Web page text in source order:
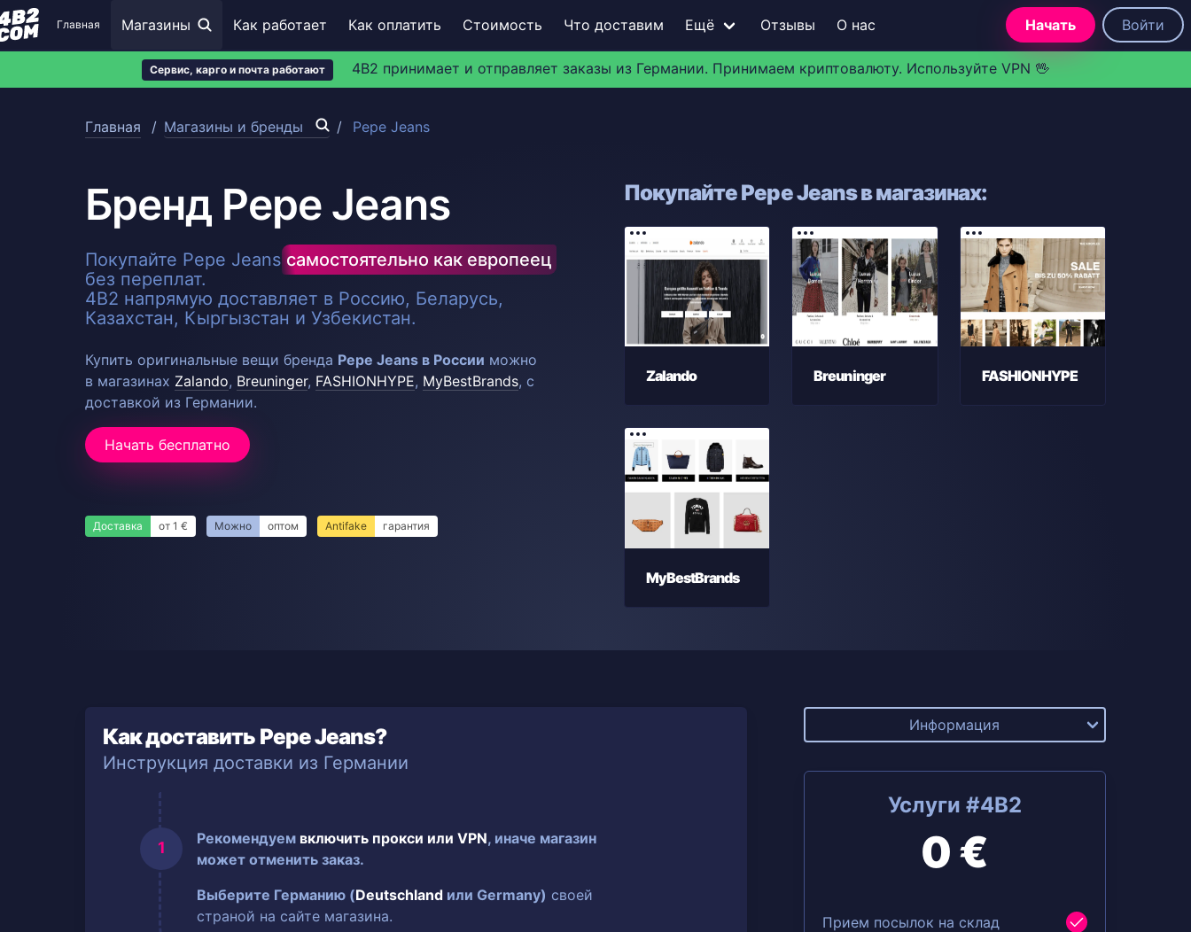
Сервис, карго и почта работают 4B2 принимает и отправляет заказы из Германии. Принимаем криптовалюту. Используйте VPN 🖖
Главная Магазины Как работает Как оплатить Стоимость Что доставим Ещё Отзывы О нас Начать Войти
Главная Магазины и бренды Pepe Jeans
Бренд Pepe Jeans
Покупайте Pepe Jeansсамостоятельно как европеец
без переплат.
4B2 напрямую доставляет в Россию, Беларусь,
Казахстан, Кыргызстан и Узбекистан.
Купить оригинальные вещи бренда Pepe Jeans в России можно
в магазинах Zalando, Breuninger, FASHIONHYPE, MyBestBrands, с
доставкой из Германии.
Начать бесплатно
Доставка от 1 € Можно оптом Antifake гарантия
Покупайте Pepe Jeans в магазинах:
Zalando Breuninger FASHIONHYPE
MyBestBrands
Как доставить Pepe Jeans?
Инструкция доставки из Германии
Рекомендуем включить прокси или VPN, иначе магазин
может отменить заказ.
Выберите Германию (Deutschland или Germany) своей
страной на сайте магазина.
Информация
Услуги #4B2
0 €
Прием посылок на склад